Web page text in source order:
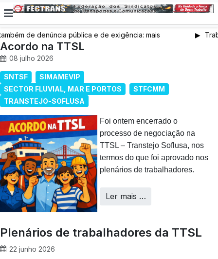
de denúncia pública e de exigência: mais
mais condições de trabalho e mais SNS
Acordo na TTSL
08 julho 2026
SNTSF
SIMAMEVIP
SECTOR FLUVIAL, MAR E PORTOS
STFCMM
TRANSTEJO-SOFLUSA
Foi ontem encerrado o
processo de negociação na
TTSL – Transtejo Soflusa, nos
termos do que foi aprovado nos
plenários de trabalhadores.
Ler mais …
Plenários de trabalhadores da TTSL
22 junho 2026